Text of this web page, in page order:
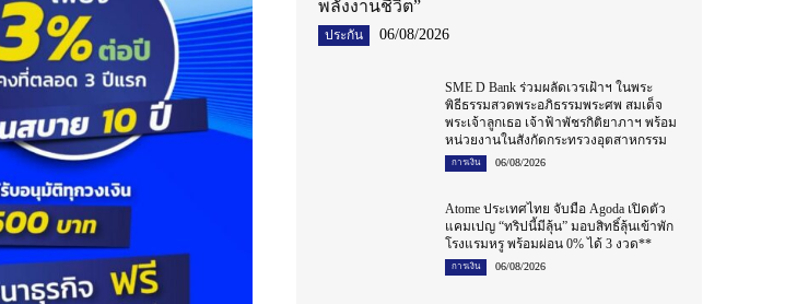
พลังงานชีวิต”
ประกัน 06/08/2026
SME D Bank ร่วมผลัดเวรเฝ้าฯ ในพระ
พิธีธรรมสวดพระอภิธรรมพระศพ สมเด็จ
พระเจ้าลูกเธอ เจ้าฟ้าพัชรกิติยาภาฯ พร้อม
หน่วยงานในสังกัดกระทรวงอุตสาหกรรม
การเงิน 06/08/2026
Atome ประเทศไทย จับมือ Agoda เปิดตัว
แคมเปญ “ทริปนี้มีลุ้น” มอบสิทธิ์ลุ้นเข้าพัก
โรงแรมหรู พร้อมผ่อน 0% ได้ 3 งวด**
การเงิน 06/08/2026